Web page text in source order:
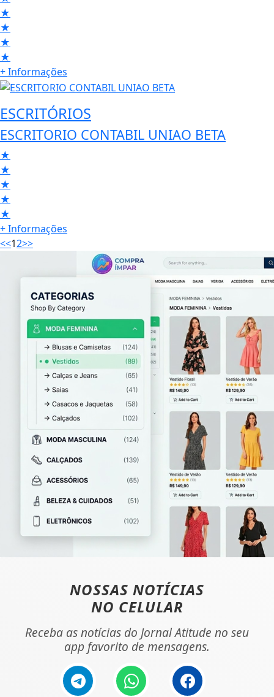
★
★
★
★
+ Informações
ESCRITÓRIOS
ESCRITORIO CONTABIL UNIAO BETA
★
★
★
★
★
+ Informações
<<12>>
NOSSAS NOTÍCIAS
NO CELULAR
Receba as notícias do Jornal Atitude no seu
app favorito de mensagens.